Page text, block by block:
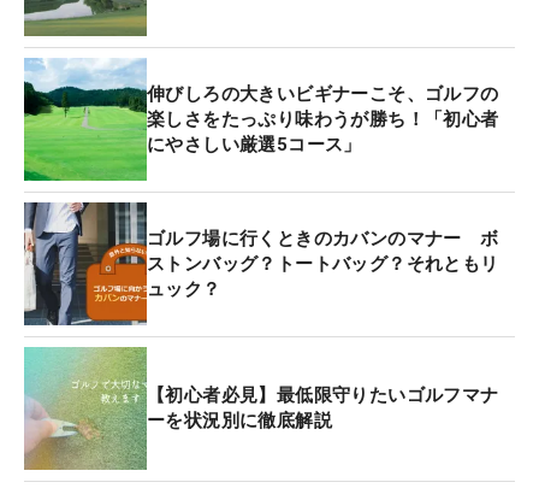
伸びしろの大きいビギナーこそ、ゴルフの
楽しさをたっぷり味わうが勝ち！「初心者
にやさしい厳選5コース」
ゴルフ場に行くときのカバンのマナー ボ
ストンバッグ？トートバッグ？それともリ
ュック？
【初心者必見】最低限守りたいゴルフマナ
ーを状況別に徹底解説